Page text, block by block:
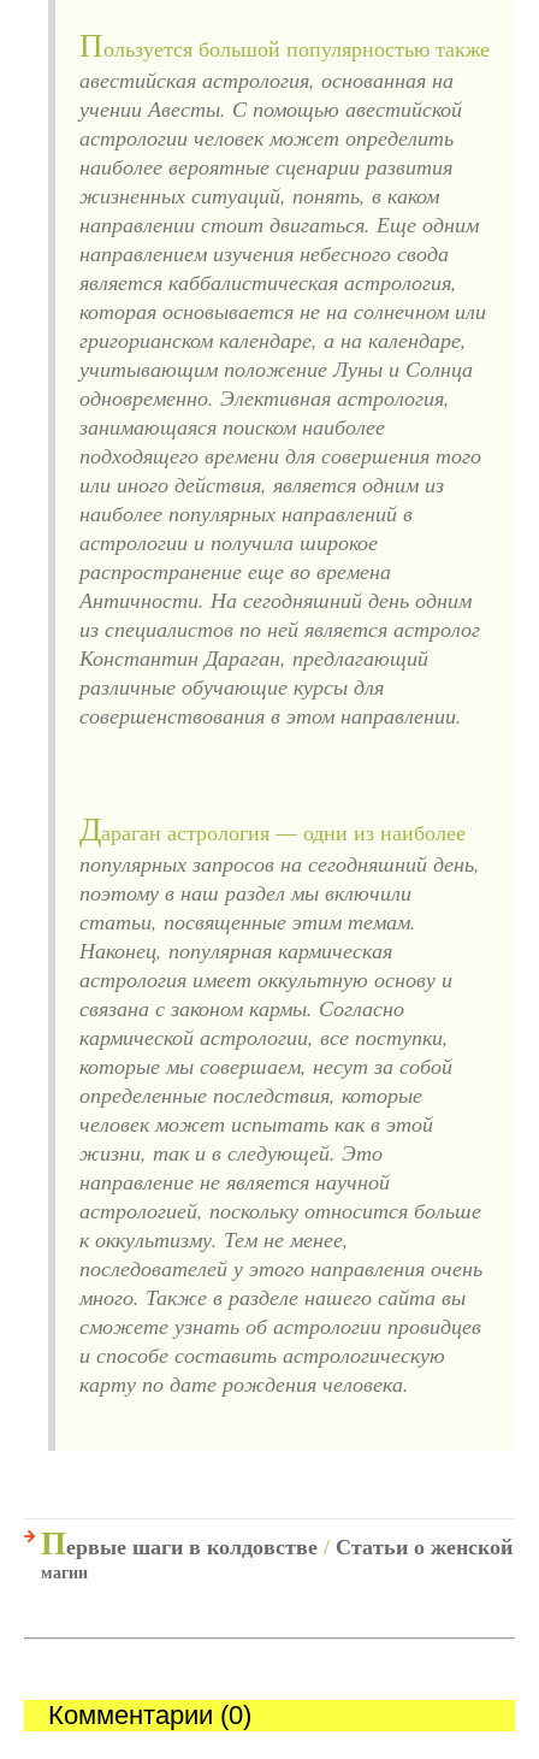
Пользуется большой популярностью также
авестийская астрология, основанная на
учении Авесты. С помощью авестийской
астрологии человек может определить
наиболее вероятные сценарии развития
жизненных ситуаций, понять, в каком
направлении стоит двигаться. Еще одним
направлением изучения небесного свода
является каббалистическая астрология,
которая основывается не на солнечном или
григорианском календаре, а на календаре,
учитывающим положение Луны и Солнца
одновременно. Элективная астрология,
занимающаяся поиском наиболее
подходящего времени для совершения того
или иного действия, является одним из
наиболее популярных направлений в
астрологии и получила широкое
распространение еще во времена
Античности. На сегодняшний день одним
из специалистов по ней является астролог
Константин Дараган, предлагающий
различные обучающие курсы для
совершенствования в этом направлении.
Дараган астрология — одни из наиболее
популярных запросов на сегодняшний день,
поэтому в наш раздел мы включили
статьи, посвященные этим темам.
Наконец, популярная кармическая
астрология имеет оккультную основу и
связана с законом кармы. Согласно
кармической астрологии, все поступки,
которые мы совершаем, несут за собой
определенные последствия, которые
человек может испытать как в этой
жизни, так и в следующей. Это
направление не является научной
астрологией, поскольку относится больше
к оккультизму. Тем не менее,
последователей у этого направления очень
много. Также в разделе нашего сайта вы
сможете узнать об астрологии провидцев
и способе составить астрологическую
карту по дате рождения человека.
Первые шаги в колдовстве / Статьи о женской
магии
Комментарии (0)